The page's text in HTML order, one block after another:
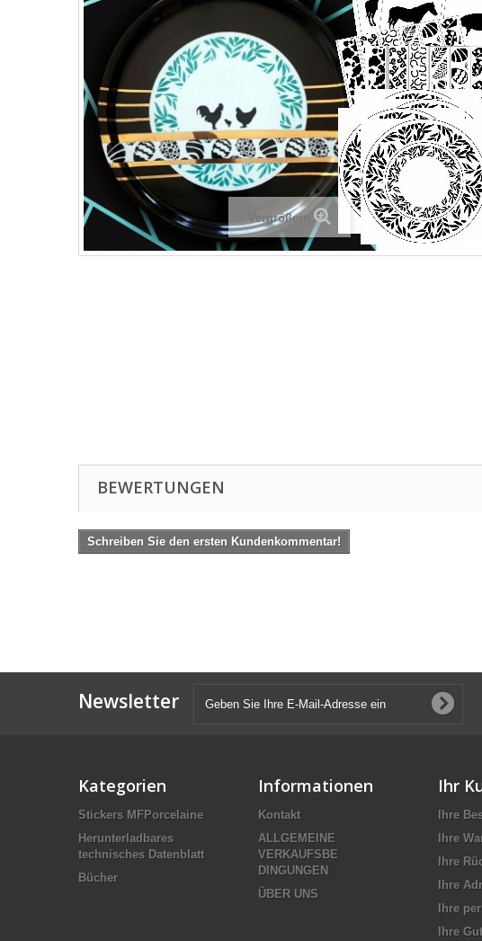
Vergrößern
BEWERTUNGEN
Schreiben Sie den ersten Kundenkommentar!
Newsletter
Kategorien
Stickers MFPorcelaine
Herunterladbares
technisches Datenblatt
Bücher
Informationen
Kontakt
ALLGEMEINE
VERKAUFSBE
DINGUNGEN
ÜBER UNS
Ihr
Ihre
Ihre
Ihre
Ihre
Ihre
Ihre